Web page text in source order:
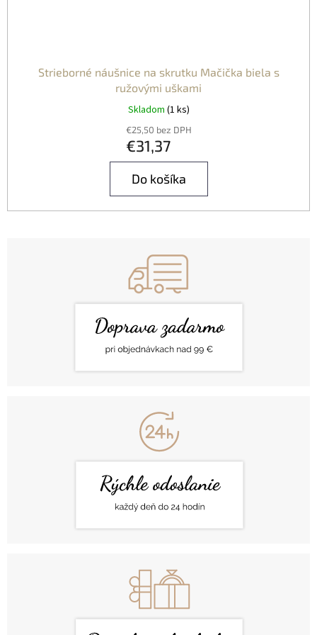
Strieborné náušnice na skrutku Mačička biela s
ružovými uškami
Skladom (1 ks)
€25,50 bez DPH
€31,37
Do košíka